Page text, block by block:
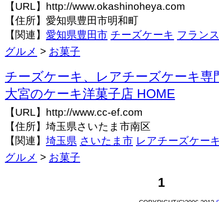
【URL】http://www.okashinoheya.com
【住所】愛知県豊田市明和町
【関連】 愛知県豊田市 チーズケーキ フラン
グルメ > お菓子
チーズケーキ、レアチーズケーキ
大宮のケーキ洋菓子店 HOME
【URL】http://www.cc-ef.com
【住所】埼玉県さいたま市南区
【関連】 埼玉県 さいたま市 レアチーズケー
グルメ > お菓子
1